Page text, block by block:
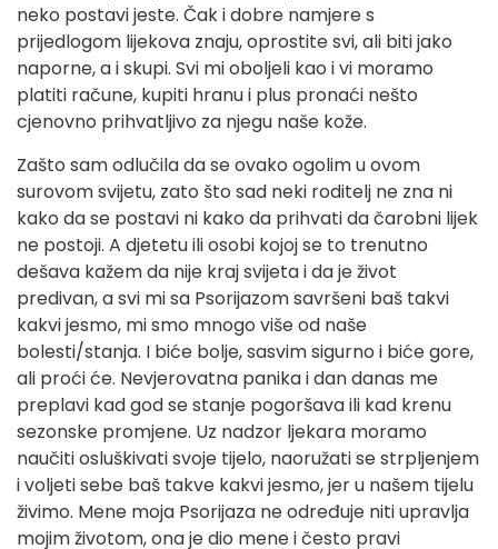
neko postavi jeste. Čak i dobre namjere s
prijedlogom lijekova znaju, oprostite svi, ali biti jako
naporne, a i skupi. Svi mi oboljeli kao i vi moramo
platiti račune, kupiti hranu i plus pronaći nešto
cjenovno prihvatljivo za njegu naše kože.
Zašto sam odlučila da se ovako ogolim u ovom
surovom svijetu, zato što sad neki roditelj ne zna ni
kako da se postavi ni kako da prihvati da čarobni lijek
ne postoji. A djetetu ili osobi kojoj se to trenutno
dešava kažem da nije kraj svijeta i da je život
predivan, a svi mi sa Psorijazom savršeni baš takvi
kakvi jesmo, mi smo mnogo više od naše
bolesti/stanja. I biće bolje, sasvim sigurno i biće gore,
ali proći će. Nevjerovatna panika i dan danas me
preplavi kad god se stanje pogoršava ili kad krenu
sezonske promjene. Uz nadzor ljekara moramo
naučiti osluškivati svoje tijelo, naoružati se strpljenjem
i voljeti sebe baš takve kakvi jesmo, jer u našem tijelu
živimo. Mene moja Psorijaza ne određuje niti upravlja
mojim životom, ona je dio mene i često pravi